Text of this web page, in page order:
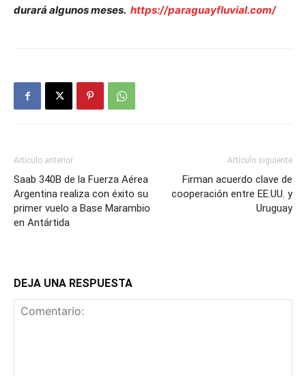
durará algunos meses. https://paraguayfluvial.com/
Artículo anterior
Saab 340B de la Fuerza Aérea
Argentina realiza con éxito su
primer vuelo a Base Marambio
en Antártida
Artículo siguiente
Firman acuerdo clave de
cooperación entre EE.UU. y
Uruguay
DEJA UNA RESPUESTA